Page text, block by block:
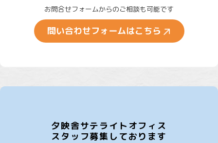
お問合せフォームからのご相談も可能です
問い合わせフォームはこちら
夕映舎サテライトオフィス
スタッフ募集しております